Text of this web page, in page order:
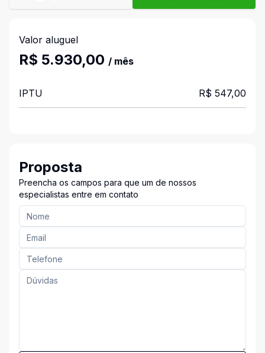
Valor aluguel
R$ 5.930,00 / mês
IPTU R$ 547,00
Proposta
Preencha os campos para que um de nossos
especialistas entre em contato